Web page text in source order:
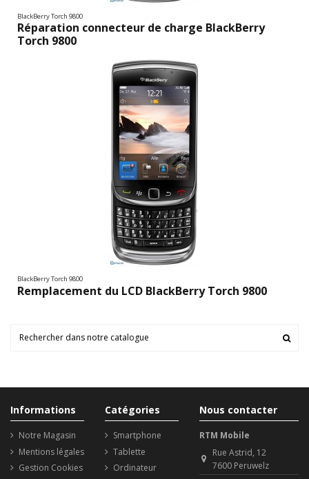
BlackBerry Torch 9800
Réparation connecteur de charge BlackBerry
Torch 9800
BlackBerry Torch 9800
Remplacement du LCD BlackBerry Torch 9800
Informations
Notre Magasin
Mentions légales
Gestion Cookies
Catégories
Smartphone
Tablette
Ordinateur
Nous contacter
RTM Mobile
Rue Astrid, 12
7600 Peruwelz